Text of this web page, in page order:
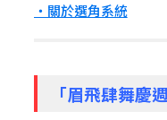
・關於選角系統
「眉飛肆舞慶